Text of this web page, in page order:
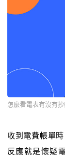
怎麼看電表有沒有
收到電費帳單
反應就是懷疑